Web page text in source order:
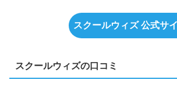
スクールウィズ 公式サ
スクールウィズの口コミ